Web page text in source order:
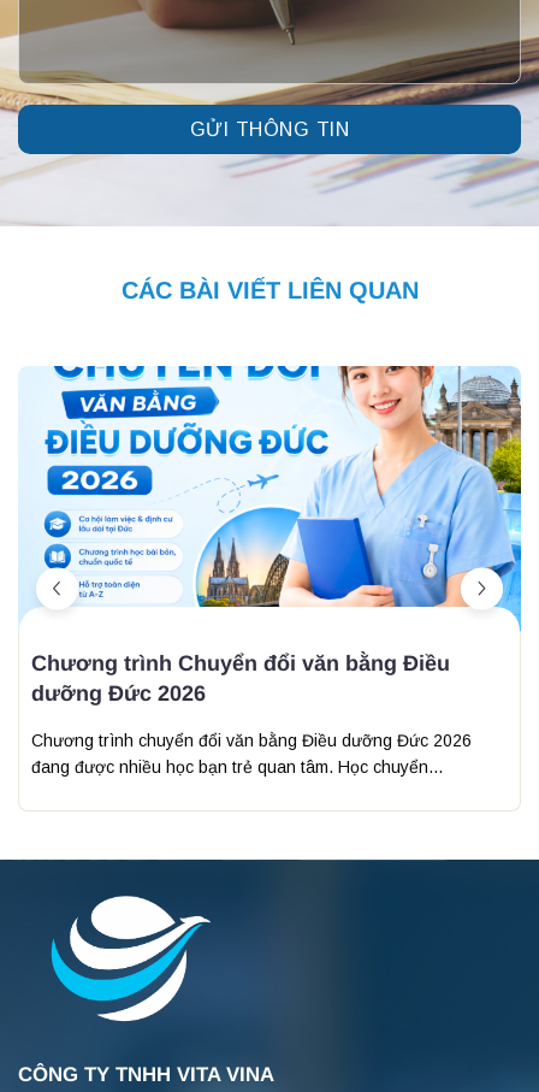
CÁC BÀI VIẾT LIÊN QUAN
Chương trình Chuyển đổi văn bằng Điều
dưỡng Đức 2026
Chương trình chuyển đổi văn bằng Điều dưỡng Đức 2026
đang được nhiều học bạn trẻ quan tâm. Học chuyển...
CÔNG TY TNHH VITA VINA